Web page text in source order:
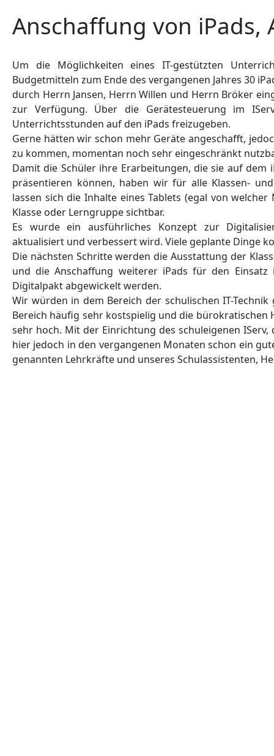
Anschaffung von iPads,
Um die Möglichkeiten eines IT-gestützten
Budgetmitteln zum Ende des vergangenen Jahres 30
durch Herrn Jansen, Herrn Willen und Herrn Bröker
zur Verfügung. Über die Gerätesteuerung im
Unterrichtsstunden auf den iPads freizugeben.
Gerne hätten wir schon mehr Geräte angeschafft,
zu kommen, momentan noch sehr eingeschränkt
Damit die Schüler ihre Erarbeitungen, die sie auf
präsentieren können, haben wir für alle Klassen-
lassen sich die Inhalte eines Tablets (egal von
Klasse oder Lerngruppe sichtbar.
Es wurde ein ausführliches Konzept zur
aktualisiert und verbessert wird. Viele geplante Dinge
Die nächsten Schritte werden die Ausstattung der
und die Anschaffung weiterer iPads für den
Digitalpakt abgewickelt werden.
Wir würden in dem Bereich der schulischen IT-
Bereich häufig sehr kostspielig und die
sehr hoch. Mit der Einrichtung des schuleigenen
hier jedoch in den vergangenen Monaten schon ein
genannten Lehrkräfte und unseres Schulassistenten,